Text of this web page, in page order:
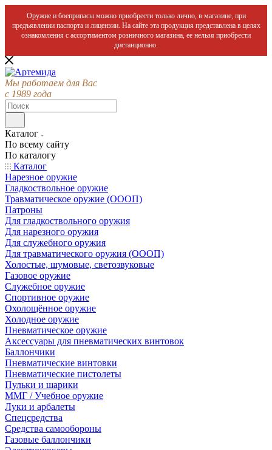
Оружие и боеприпасы можно приобрести только лично, в магазине, при
предъявлении паспорта и лицензии. На сайте эта продукция представлена в целях
ознакомления с ассортиментом розничного магазина, ее нельзя приобрести
дистанционно.
Мы работаем для Вас
с 1989 года
Каталог
По всему сайту
По каталогу
Каталог
Нарезное оружие
Гладкоствольное оружие
Травматическое оружие (ОООП)
Патроны
Для гладкоствольного оружия
Для нарезного оружия
Для служебного оружия
Для травматического оружия (ОООП)
Холостые, шумовые, светозвуковые
Газовое оружие
Служебное оружие
Спортивное оружие
Охолощённое оружие
Холодное оружие
Пневматическое оружие
Аксессуары для пневматических винтовок
Баллончики
Пневматические винтовки
Пневматические пистолеты
Пульки и шарики
ММГ / Учебное оружие
Луки и арбалеты
Спецсредства
Средства самообороны
Газовые баллончики